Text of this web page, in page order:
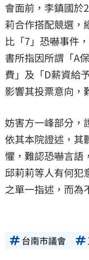
會面前，李鎮國於
莉合作搭配競選，
比「7」恐嚇事件
書所指因所謂「A
費」及「D薪資給
影響其投票意向，
妨害方一峰部分，
依其本院證述，其
懼，難認恐嚇言語
邱莉莉等人有何犯
之單一指述，而為
台南市議會